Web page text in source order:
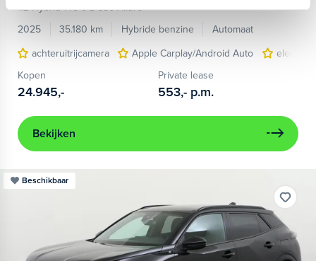
1.2 Hybrid 145 e-DCS6 Allure
2025
35.180 km Hybride benzine
Automaat
achteruitrijcamera
Apple Carplay/Android Auto
Kopen
24.945,-
Private lease
553,- p.m.
Bekijken
Beschikbaar